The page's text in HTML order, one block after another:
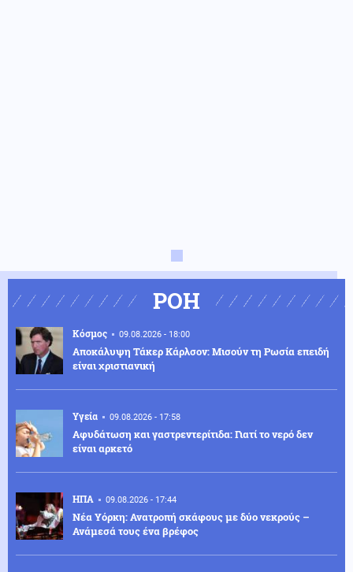
ΡΟΗ
Κόσμος 09.08.2026 - 18:00
Αποκάλυψη Τάκερ Κάρλσον: Μισούν τη Ρωσία επειδή
είναι χριστιανική
Υγεία 09.08.2026 - 17:58
Αφυδάτωση και γαστρεντερίτιδα: Γιατί το νερό δεν
είναι αρκετό
ΗΠΑ 09.08.2026 - 17:44
Νέα Υόρκη: Ανατροπή σκάφους με δύο νεκρούς –
Ανάμεσά τους ένα βρέφος